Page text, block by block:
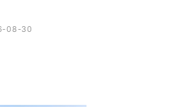
08-30